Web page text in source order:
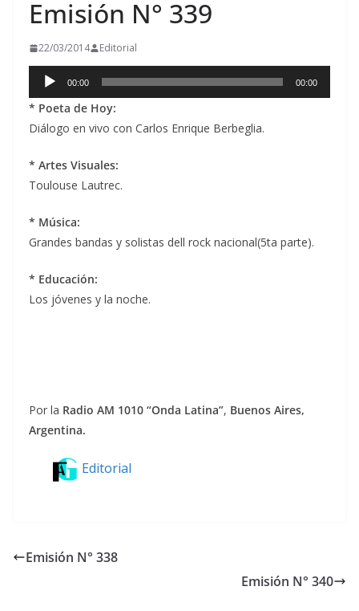
Emisión N° 339
22/03/2014 Editorial
Reproductor
de
audio
00:00 00:00
* Poeta de Hoy:
Diálogo en vivo con Carlos Enrique Berbeglia.
* Artes Visuales:
Toulouse Lautrec.
* Música:
Grandes bandas y solistas dell rock nacional(5ta parte).
* Educación:
Los jóvenes y la noche.
Por la Radio AM 1010 “Onda Latina”, Buenos Aires,
Argentina.
Editorial
Emisión N° 338
Emisión N° 340